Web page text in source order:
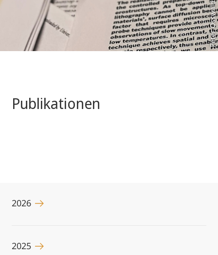
Peter Osswald
Publikationen
2026
2025